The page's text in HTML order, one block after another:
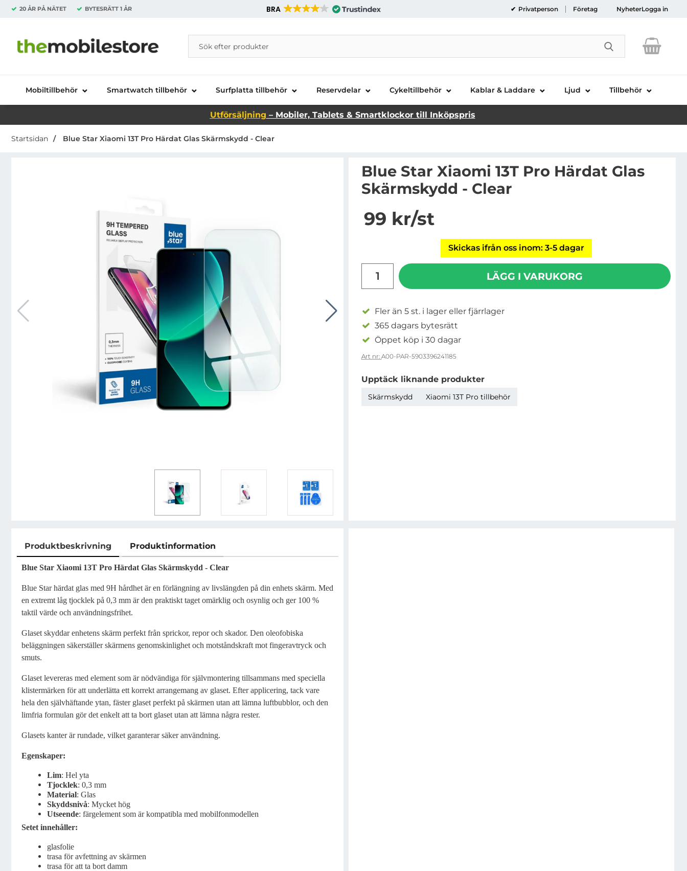
20 ÅR PÅ NÄTET BYTESRÄTT 1 ÅR BRA Privatperson Företag NyheterLogga in
Startsidan för Danira Telecom AB
Sök
Sök på Danira Telecom AB
Genomför
Mobiltillbehör Smartwatch tillbehör Surfplatta tillbehör Reservdelar Cykeltillbehör Kablar & Laddare Ljud Tillbehör
Utförsäljning – Mobiler, Tablets & Smartklockor till Inköpspris
Startsidan Blue Star Xiaomi 13T Pro Härdat Glas Skärmskydd - Clear
Blue Star Xiaomi 13T Pro Härdat Glas
Skärmskydd - Clear
pris
99 kr/st
Skickas ifrån oss inom: 3-5 dagar
LÄGG I VARUKORG
Fler än 5 st. i lager eller fjärrlager
365 dagars bytesrätt
Öppet köp i 30 dagar
Art nr: A00-PAR-5903396241185
Upptäck liknande produkter
Skärmskydd Xiaomi 13T Pro tillbehör
Produktbeskrivning Produktinformation
Produktbeskrivning
Blue Star Xiaomi 13T Pro Härdat Glas Skärmskydd - Clear
Blue Star härdat glas med 9H hårdhet är en förlängning av livslängden på din enhets skärm. Med
en extremt låg tjocklek på 0,3 mm är den praktiskt taget omärklig och osynlig och ger 100 %
taktil värde och användningsfrihet.
Glaset skyddar enhetens skärm perfekt från sprickor, repor och skador. Den oleofobiska
beläggningen säkerställer skärmens genomskinlighet och motståndskraft mot fingeravtryck och
smuts.
Glaset levereras med element som är nödvändiga för självmontering tillsammans med speciella
klistermärken för att underlätta ett korrekt arrangemang av glaset. Efter applicering, tack vare
hela den självhäftande ytan, fäster glaset perfekt på skärmen utan att lämna luftbubblor, och den
limfria formulan gör det enkelt att ta bort glaset utan att lämna några rester.
Glasets kanter är rundade, vilket garanterar säker användning.
Egenskaper:
Lim: Hel yta
Tjocklek: 0,3 mm
Material: Glas
Skyddsnivå: Mycket hög
Utseende: färgelement som är kompatibla med mobilfonmodellen
Setet innehåller:
glasfolie
trasa för avfettning av skärmen
trasa för att ta bort damm